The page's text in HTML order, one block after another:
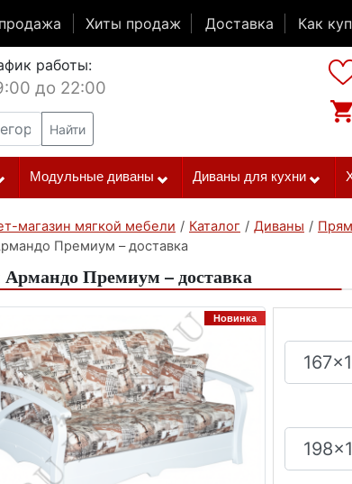
Хиты продаж Доставка Как
работы:
до 22:00
Найти
Модульные диваны Диваны для кухни
магазин мягкой мебели / Каталог / Диваны /
Премиум – доставка
Премиум – доставка
Новинка